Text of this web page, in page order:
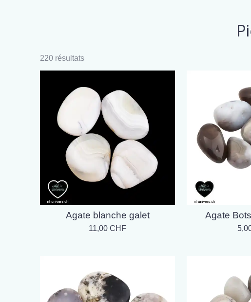
220 résultats
Agate blanche galet
11,00 CHF
Agate